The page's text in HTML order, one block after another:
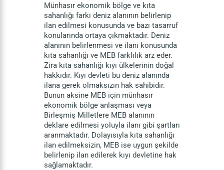
Münhasır ekonomik bölge ve kıta
sahanlığı farkı deniz alanının belirlenip
ilan edilmesi konusunda ve bazı tasarruf
konularında ortaya çıkmaktadır. Deniz
alanının belirlenmesi ve ilanı konusunda
kıta sahanlığı ve MEB farklılık arz eder.
Zira kıta sahanlığı kıyı ülkelerinin doğal
hakkıdır. Kıyı devleti bu deniz alanında
ilana gerek olmaksızın hak sahibidir.
Bunun aksine MEB için münhasır
ekonomik bölge anlaşması veya
Birleşmiş Milletlere MEB alanının
deklare edilmesi yoluyla ilanı gibi şartları
aranmaktadır. Dolayısıyla kıta sahanlığı
ilan edilmeksizin, MEB ise uygun şekilde
belirlenip ilan edilerek kıyı devletine hak
sağlamaktadır.